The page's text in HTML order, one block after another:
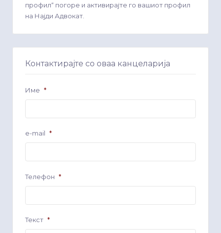
профил“ погоре и активирајте го вашиот профил
на Најди Адвокат.
Контактирајте со оваа канцеларија
Име *
e-mail *
Телефон *
Текст *